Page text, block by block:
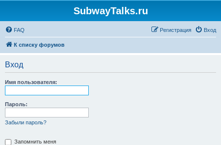
SubwayTalks.ru
FAQ Вход
Регистрация
К списку форумов
Вход
Имя пользователя:
Пароль:
Забыли пароль?
Запомнить меня